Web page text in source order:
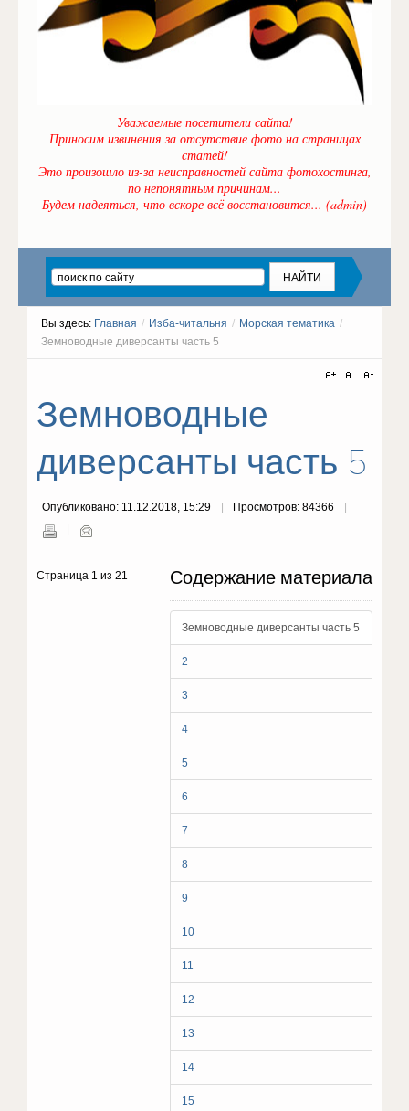
Уважаемые посетители сайта!
Приносим извинения за отсутствие фото на страницах
статей!
Это произошло из-за неисправностей сайта фотохостинга,
по непонятным причинам...
Будем надеяться, что вскоре всё восстановится... (admin)
Вы здесь: Главная / Изба-читальня / Морская тематика /
Земноводные диверсанты часть 5
Земноводные
диверсанты часть 5
Опубликовано: 11.12.2018, 15:29 Просмотров: 84366
Содержание материала
Земноводные диверсанты часть 5
2
3
4
5
6
7
8
9
10
11
12
13
14
15
Страница 1 из 21